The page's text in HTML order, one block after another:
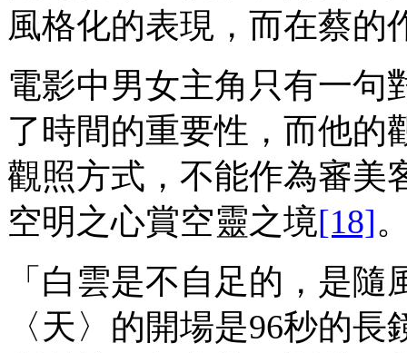
風格化的表現，而在蔡的
電影中男女主角只有一句
了時間的重要性，而他的
觀照方式，不能作為審美
空明之心賞空靈之境[18]
「白雲是不自足的，是隨
〈天〉的開場是96秒的